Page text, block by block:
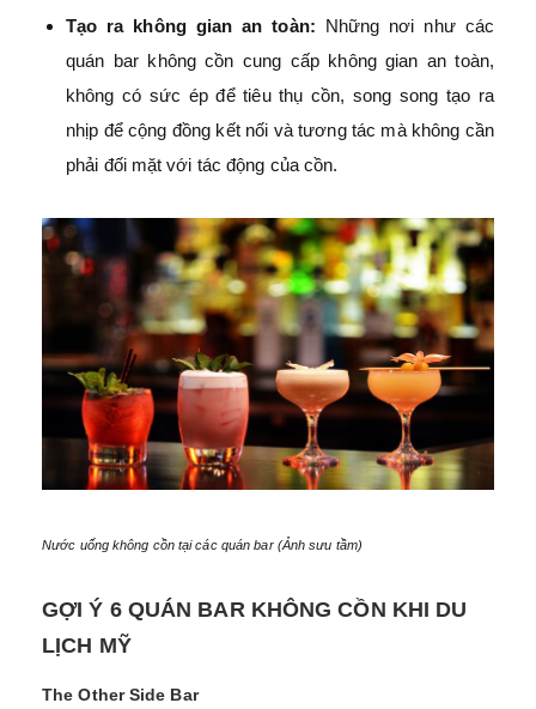
Tạo ra không gian an toàn: Những nơi như các
quán bar không cồn cung cấp không gian an toàn,
không có sức ép để tiêu thụ cồn, song song tạo ra
nhịp để cộng đồng kết nối và tương tác mà không cần
phải đối mặt với tác động của cồn.
Nước uống không cồn tại các quán bar (Ảnh sưu tầm)
GỢI Ý 6 QUÁN BAR KHÔNG CỒN KHI DU
LỊCH MỸ
The Other Side Bar